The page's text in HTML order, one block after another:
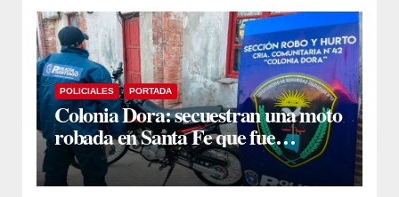
POLICIALES PORTADA
Colonia Dora: secuestran una moto
robada en Santa Fe que fue
comprada a un desconocido al
costado de la ruta